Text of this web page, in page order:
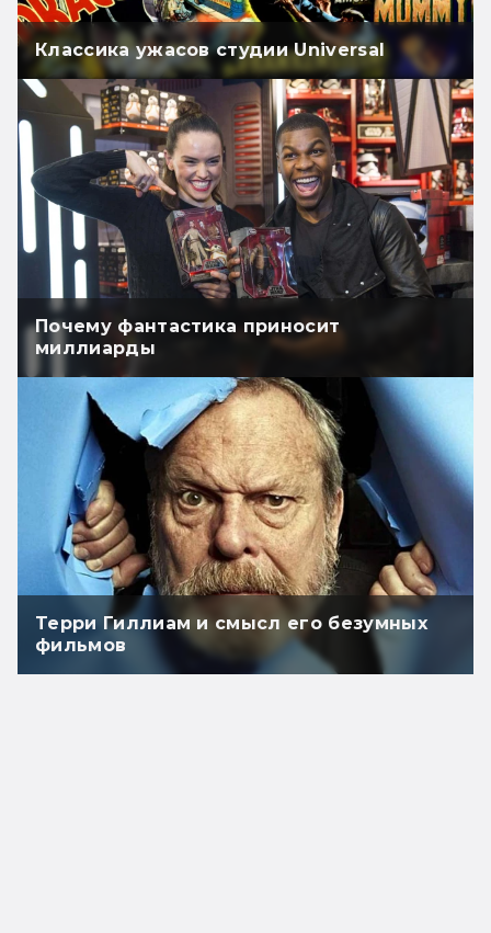
Классика ужасов студии Universal
Почему фантастика приносит
миллиарды
Терри Гиллиам и смысл его безумных
фильмов